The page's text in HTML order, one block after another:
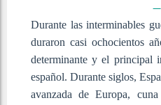
Durante las interminables
duraron casi ochocientos
determinante y el principal
español. Durante siglos,
avanzada de Europa,